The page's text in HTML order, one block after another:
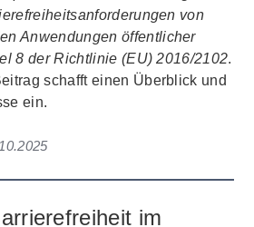
von
Anwendungen öffentlicher
8 der Richtlinie (EU) 2016/2102.
schafft einen Überblick und
ein.
im